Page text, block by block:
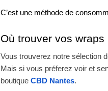
C’est une méthode de
Où trouver vos
Vous trouverez notre sélection
Mais si vous préferez voir et
boutique CBD Nantes.